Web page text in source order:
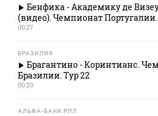
Бенфика - Академику де
(видео). Чемпионат
00:27
БРАЗИЛИЯ
Брагантино - Коринтианс.
Бразилии. Тур 22
00:20
АЛЬФА-БАНК РПЛ